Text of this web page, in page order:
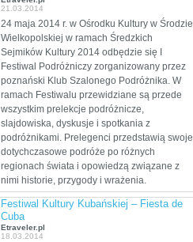
Zjednoczone, które
zamierzają przejechać
wzdłuż i wszerz w
trakcie dwumiesięcznej
eskapady.
21.03.2014
24 maja 2014 r. w Ośrodku Kultury w Środzie
Wielkopolskiej w ramach Średzkich
Sejmików Kultury 2014 odbędzie się I
Festiwal Podróżniczy zorganizowany przez
poznański Klub Szalonego Podróżnika. W
ramach Festiwalu przewidziane są przede
wszystkim prelekcje podróżnicze,
slajdowiska, dyskusje i spotkania z
podróżnikami. Prelegenci przedstawią swoje
dotychczasowe podróże po różnych
regionach świata i opowiedzą związane z
nimi historie, przygody i wrażenia.
Festiwal Kultury Kubańskiej – Fiesta de
Cuba
Etraveler.pl
18.03.2014